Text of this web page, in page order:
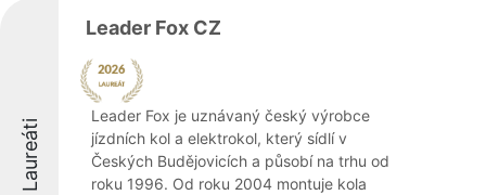
Laureáti
Leader Fox CZ
Leader Fox je uznávaný český výrobce
jízdních kol a elektrokol, který sídlí v
Českých Budějovicích a působí na trhu od
roku 1996. Od roku 2004 montuje kola